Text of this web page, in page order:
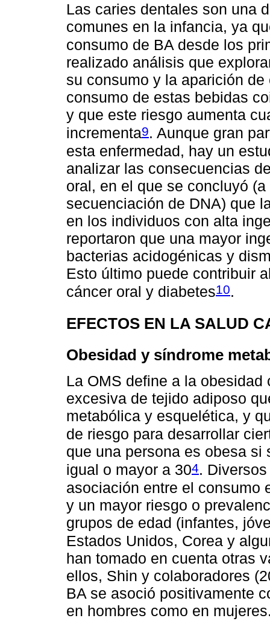
Las caries dentales son una
comunes en la infancia, ya
consumo de BA desde los
realizado análisis que
su consumo y la aparición
consumo de estas bebidas
y que este riesgo aumenta
incrementa9. Aunque gran
esta enfermedad, hay un
analizar las consecuencias
oral, en el que se concluyó
secuenciación de DNA) que
en los individuos con alta
reportaron que una mayor
bacterias acidogénicas y
Esto último puede contribuir
cáncer oral y diabetes10.
EFECTOS EN LA SALUD
Obesidad y síndrome
La OMS define a la
excesiva de tejido adiposo
metabólica y esquelética, y
de riesgo para desarrollar
que una persona es obesa
igual o mayor a 304.
asociación entre el consumo
y un mayor riesgo o
grupos de edad (infantes,
Estados Unidos, Corea y
han tomado en cuenta otras
ellos, Shin y colaboradores
BA se asoció positivamente
en hombres como en